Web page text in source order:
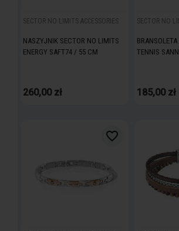
SECTOR NO LIMITS ACCESSORIES
NASZYJNIK SECTOR NO LIMITS
ENERGY SAFT74 / 55 CM
260,00 zł
SECTOR NO
TENNIS
185,00 zł
favorite_border